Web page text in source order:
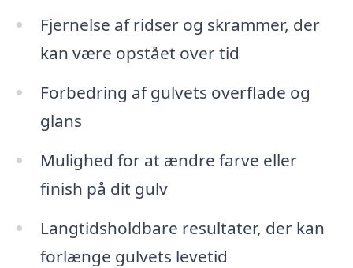
Fjernelse af ridser og skrammer, der
kan være opstået over tid
Forbedring af gulvets overflade og
glans
Mulighed for at ændre farve eller
finish på dit gulv
Langtidsholdbare resultater, der kan
forlænge gulvets levetid